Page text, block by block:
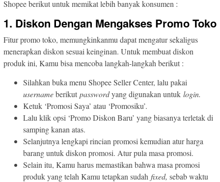
Shopee berikut untuk memikat lebih banyak konsumen :
1. Diskon Dengan Mengakses Promo Toko
Fitur promo toko, memungkinkanmu dapat mengatur sekaligus
menerapkan diskon sesuai keinginan. Untuk membuat diskon
produk ini, Kamu bisa mencoba langkah-langkah berikut :
Silahkan buka menu Shopee Seller Center, lalu pakai
usernameberikut passwordyang digunakan untuk login.
Ketuk ‘Promosi Saya’ atau ‘Promosiku’.
Lalu klik opsi ‘Promo Diskon Baru’ yang biasanya terletak di
samping kanan atas.
Selanjutnya lengkapi rincian promosi kemudian atur harga
barang untuk diskon promosi. Atur pula masa promosi.
Selain itu, Kamu harus memastikan bahwa masa promosi
produk yang telah Kamu tetapkan sudah fixed, sebab waktu